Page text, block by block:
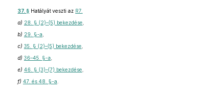
37. § Hatályát veszti az R7.
a) 28. § (2)–(5) bekezdése
b) 29. §-a
c) 35. § (2)–(5) bekezdése
d) 36–45. §-a
e) 46. § (3)–(7) bekezdése
f) 47. és 48. §-a